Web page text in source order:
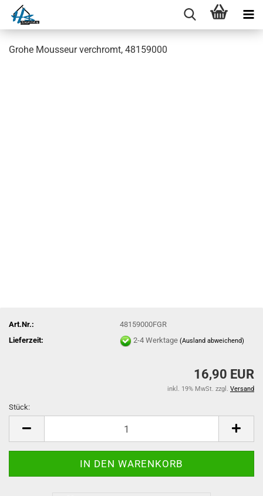
Grohe Mousseur verchromt, 48159000
Art.Nr.:
48159000FGR
Lieferzeit:
2-4 Werktage(Ausland abweichend)
16,90 EUR
inkl. 19% MwSt. zzgl. Versand
Stück: